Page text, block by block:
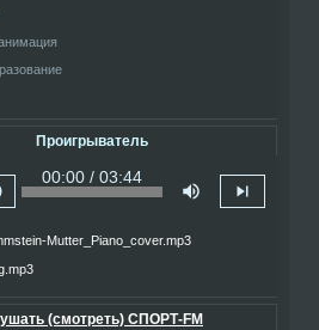
Проигрыватель
00:00 / 03:44
volume_up skip_next
Mutter_Piano_cover.mp3
(смотреть) СПОРТ-FM